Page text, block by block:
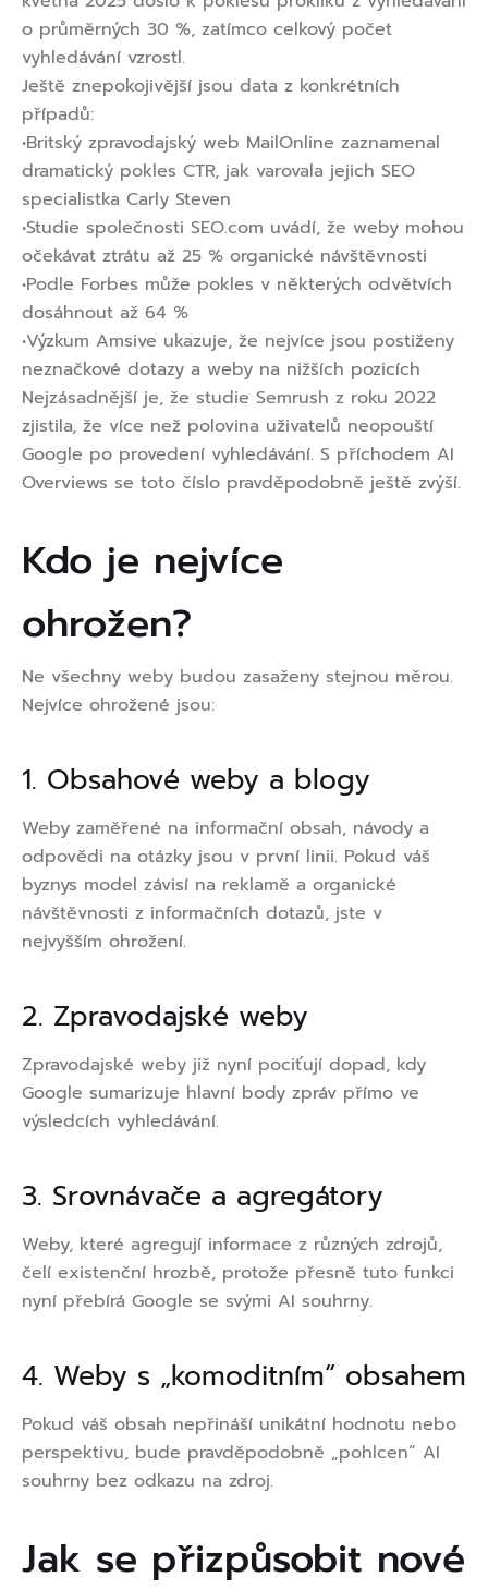
o průměrných 30 %, zatímco celkový počet
vyhledávání vzrostl.
Ještě znepokojivější jsou data z konkrétních
případů:
•Britský zpravodajský web MailOnline zaznamenal
dramatický pokles CTR, jak varovala jejich SEO
specialistka Carly Steven
•Studie společnosti SEO.com uvádí, že weby mohou
očekávat ztrátu až 25 % organické návštěvnosti
•Podle Forbes může pokles v některých odvětvích
dosáhnout až 64 %
•Výzkum Amsive ukazuje, že nejvíce jsou postiženy
neznačkové dotazy a weby na nižších pozicích
Nejzásadnější je, že studie Semrush z roku 2022
zjistila, že více než polovina uživatelů neopouští
Google po provedení vyhledávání. S příchodem AI
Overviews se toto číslo pravděpodobně ještě zvýší.
Kdo je nejvíce
ohrožen?
Ne všechny weby budou zasaženy stejnou měrou.
Nejvíce ohrožené jsou:
1. Obsahové weby a blogy
Weby zaměřené na informační obsah, návody a
odpovědi na otázky jsou v první linii. Pokud váš
byznys model závisí na reklamě a organické
návštěvnosti z informačních dotazů, jste v
nejvyšším ohrožení.
2. Zpravodajské weby
Zpravodajské weby již nyní pociťují dopad, kdy
Google sumarizuje hlavní body zpráv přímo ve
výsledcích vyhledávání.
3. Srovnávače a agregátory
Weby, které agregují informace z různých zdrojů,
čelí existenční hrozbě, protože přesně tuto funkci
nyní přebírá Google se svými AI souhrny.
4. Weby s „komoditním“ obsahem
Pokud váš obsah nepřináší unikátní hodnotu nebo
perspektivu, bude pravděpodobně „pohlcen“ AI
souhrny bez odkazu na zdroj.
Jak se přizpůsobit nové